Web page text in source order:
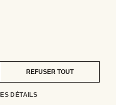
REFUSER TOUT
DÉTAILS